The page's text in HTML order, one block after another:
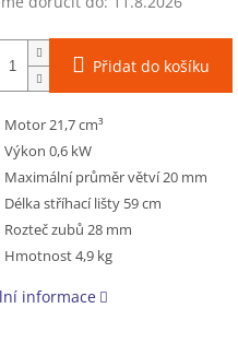
Přidat do košíku
Motor 21,7 cm³
Výkon 0,6 kW
Maximální průměr větví 20 mm
Délka stříhací lišty 59 cm
Rozteč zubů 28 mm
Hmotnost 4,9 kg
informace